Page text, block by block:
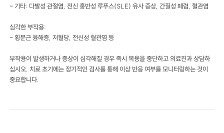
- 기타: 다발성 관절염, 전신 홍반성 루푸스(SLE) 유사 증상, 간질성 폐렴, 혈관염
심각한 부작용:
- 횡문근 융해증, 저혈당, 전신성 혈관염 등
부작용이 발생하거나 증상이 심각해질 경우 즉시 복용을 중단하고 의료진과 상담하
십시오. 치료 초기에는 정기적인 검사를 통해 이상 반응 여부를 모니터링하는 것이
중요합니다.